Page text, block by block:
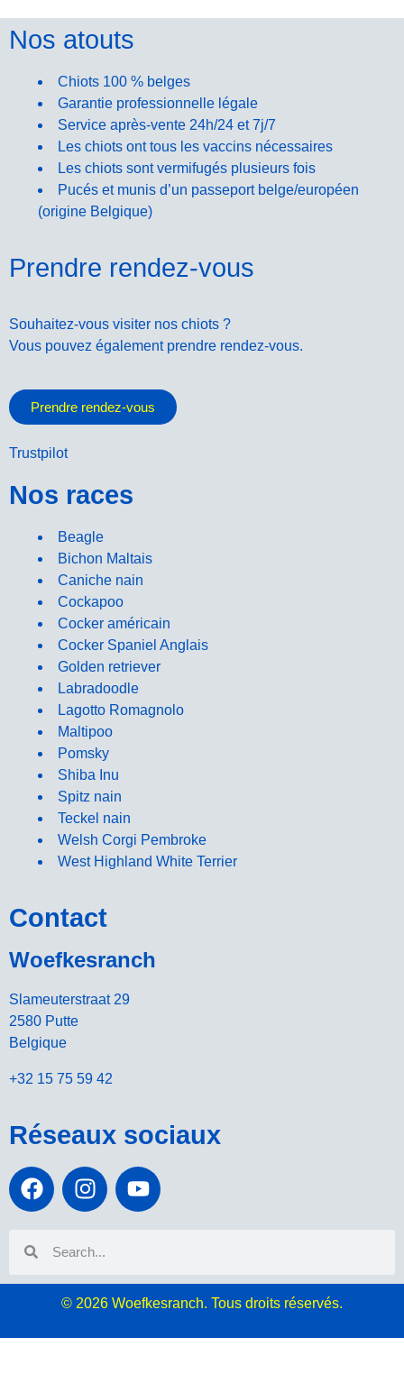
Nos atouts
Chiots 100 % belges
Garantie professionnelle légale
Service après-vente 24h/24 et 7j/7
Les chiots ont tous les vaccins nécessaires
Les chiots sont vermifugés plusieurs fois
Pucés et munis d’un passeport belge/européen
(origine Belgique)
Prendre rendez-vous
Souhaitez-vous visiter nos chiots ?
Vous pouvez également prendre rendez-vous.
Prendre rendez-vous
Trustpilot
Nos races
Beagle
Bichon Maltais
Caniche nain
Cockapoo
Cocker américain
Cocker Spaniel Anglais
Golden retriever
Labradoodle
Lagotto Romagnolo
Maltipoo
Pomsky
Shiba Inu
Spitz nain
Teckel nain
Welsh Corgi Pembroke
West Highland White Terrier
Contact
Woefkesranch
Slameuterstraat 29
2580 Putte
Belgique
+32 15 75 59 42
Réseaux sociaux
© 2026 Woefkesranch. Tous droits réservés.